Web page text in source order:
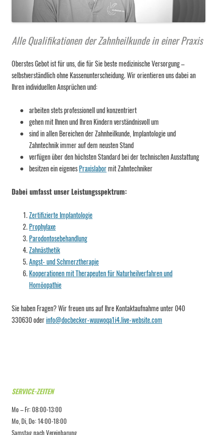
Alle Qualifikationen der Zahnheilkunde in einer Praxis
Oberstes Gebot ist für uns, die für Sie beste medizinische Versorgung –
selbstverständlich ohne Kassenunterscheidung. Wir orientieren uns dabei an
Ihren individuellen Ansprüchen und:
arbeiten stets professionell und konzentriert
gehen mit Ihnen und Ihren Kindern verständnisvoll um
sind in allen Bereichen der Zahnheilkunde, Implantologie und
Zahntechnik immer auf dem neusten Stand
verfügen über den höchsten Standard bei der technischen Ausstattung
besitzen ein eigenesPraxislabormit Zahntechniker
Dabei umfasst unser Leistungsspektrum:
Zertifizierte Implantologie
Prophylaxe
Parodontosebehandlung
Zahnästhetik
Angst- und Schmerztherapie
Kooperationen mit Therapeuten für Naturheilverfahren und
Homöopathie
Sie haben Fragen? Wir freuen uns auf Ihre Kontaktaufnahme unter 040
330630 oderinfo@docbecker-wuuwoqa1i4.live-website.com
SERVICE-ZEITEN
Mo – Fr: 08:00-13:00
Mo, Di, Do: 14:00-18:00
Samstag nach Vereinbarung